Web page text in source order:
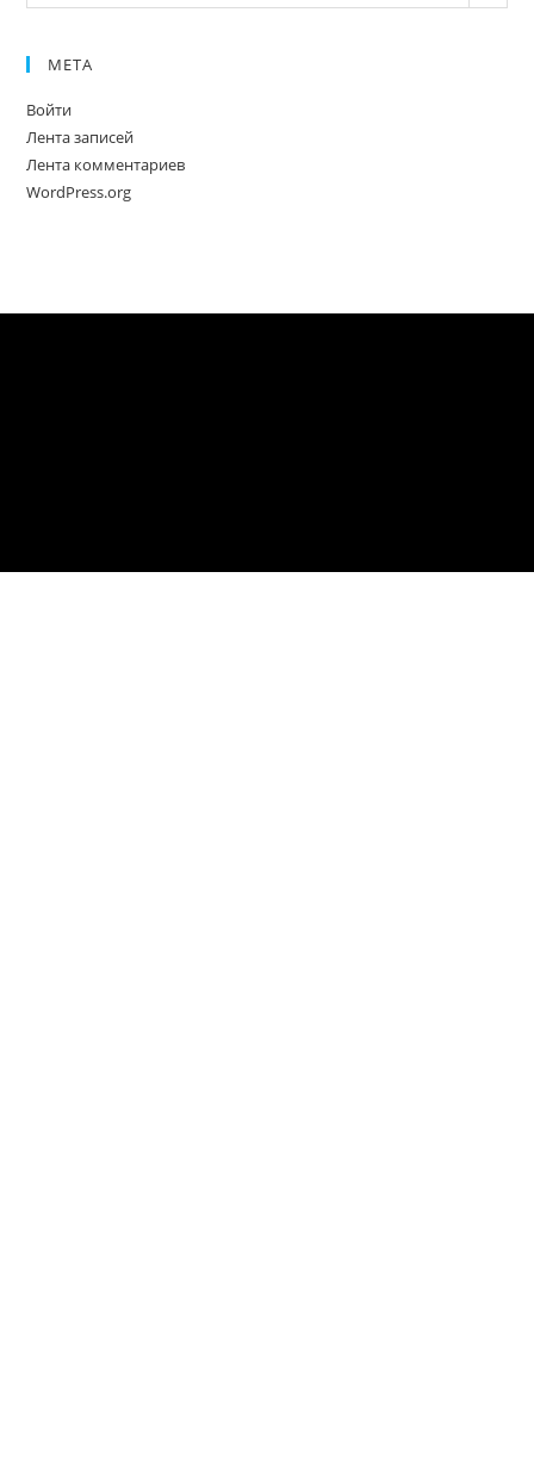
МЕТА
Войти
Лента записей
Лента комментариев
WordPress.org